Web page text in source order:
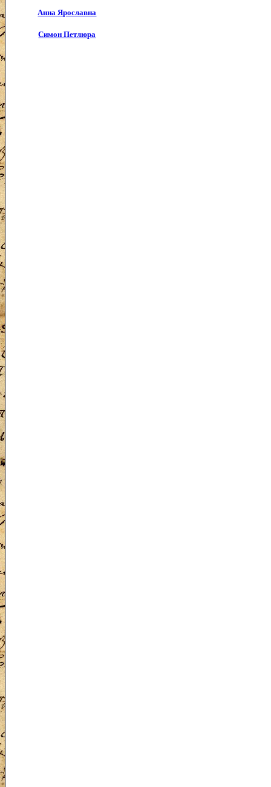
Анна Ярославна
Симон Петлюра